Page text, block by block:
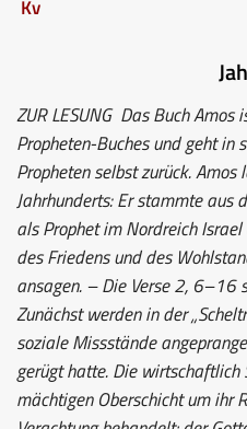
Kv
ZUR LESUNGDas Buch Amos
Propheten-Buches und geht in
Propheten selbst zurück.
Jahrhunderts: Er stammte aus
als Prophet im Nordreich
des Friedens und des
ansagen. – Die Verse 2, 6–16
Zunächst werden in der
soziale Missstände
gerügt hatte. Die wirtschaftlich
mächtigen Oberschicht um ihr